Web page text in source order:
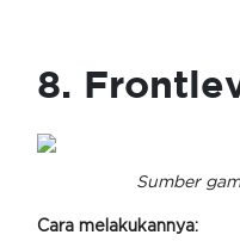
8.
Sumber
Cara melakukannya: